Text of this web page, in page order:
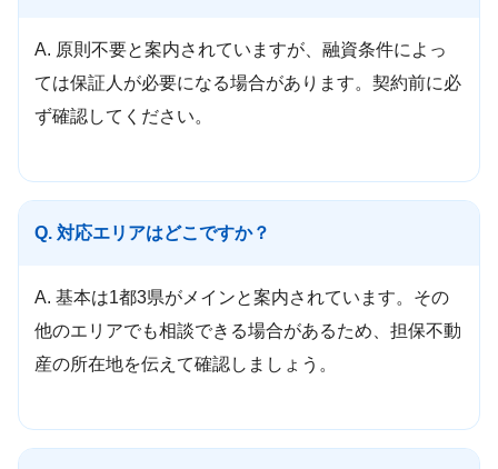
A. 原則不要と案内されていますが、融資条件によっ
ては保証人が必要になる場合があります。契約前に必
ず確認してください。
Q. 対応エリアはどこですか？
A. 基本は1都3県がメインと案内されています。その
他のエリアでも相談できる場合があるため、担保不動
産の所在地を伝えて確認しましょう。